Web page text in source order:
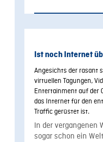
Ist noch Internet
Angesichts der rasant
virtuellen Tagungen,
Entertainment auf der
das Internet für den
Traffic gerüstet ist.
In der vergangenen
sogar schon ein